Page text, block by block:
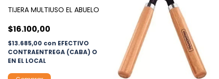
TIJERA MULTIUSO EL ABUELO
$16.100,00
$13.685,00 con EFECTIVO
CONTRAENTREGA (CABA) O
EN EL LOCAL